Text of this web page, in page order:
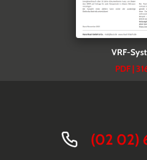
VRF-
PDF |
(02 02)